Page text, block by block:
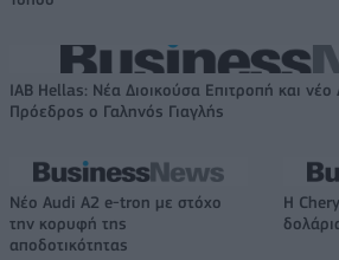
IAB Hellas: Νέα Διοικούσα Επιτροπή και νέο
Πρόεδρος ο Γαληνός Γιαγλής
Νέο Audi A2 e-tron με στόχο
την κορυφή της
αποδοτικότητας
Η